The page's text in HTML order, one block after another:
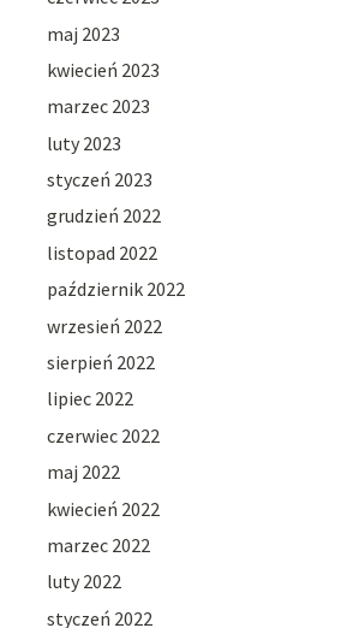
maj 2023
kwiecień 2023
marzec 2023
luty 2023
styczeń 2023
grudzień 2022
listopad 2022
październik 2022
wrzesień 2022
sierpień 2022
lipiec 2022
czerwiec 2022
maj 2022
kwiecień 2022
marzec 2022
luty 2022
styczeń 2022